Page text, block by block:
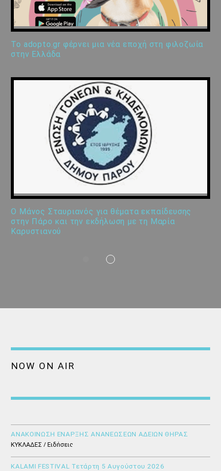
Το adopto.gr φέρνει μια νέα εποχή στη φιλοζωία
στην Ελλάδα
Ο Μάνος Σταυριανός για θέματα εκπαίδευσης
στην Πάρο και την εκδήλωση με τη Μαρία
Καρυστιανού
NOW ON AIR
ΑΝΑΚΟΙΝΩΣΗ ΕΝΑΡΞΗΣ ΑΝΑΝΕΩΣΕΩΝ ΑΔΕΙΩΝ ΘΗΡΑΣ
ΚΥΚΛΑΔΕΣ / Ειδήσεις
KALAMI FESTIVAL Τετάρτη 5 Αυγούστου 2026